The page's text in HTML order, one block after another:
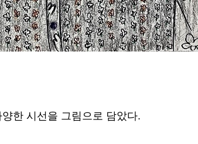
한 시선을 그림으로 담았다.